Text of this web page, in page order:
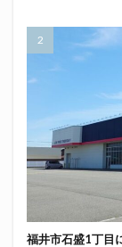
福井市石盛1丁目